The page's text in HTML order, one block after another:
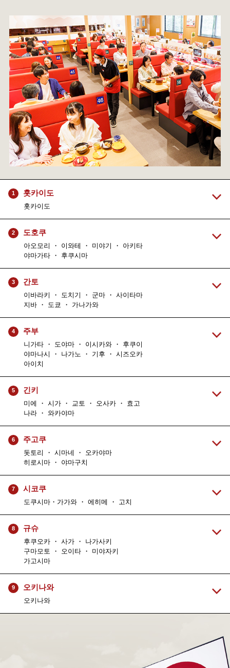
1 홋카이도
홋카이도
2 도호쿠
아오모리 ・ 이와테 ・ 미야기 ・ 아키타
야마가타 ・ 후쿠시마
3 간토
이바라키 ・ 도치기 ・ 군마 ・ 사이타마
지바 ・ 도쿄 ・ 가나가와
4 주부
니가타 ・ 도야마 ・ 이시카와 ・ 후쿠이
야마나시 ・ 나가노 ・ 기후 ・ 시즈오카
아이치
5 긴키
미에 ・ 시가 ・ 교토 ・ 오사카 ・ 효고
나라 ・ 와카야마
6 주고쿠
돗토리 ・ 시마네 ・ 오카야마
히로시마 ・ 야마구치
7 시코쿠
도쿠시마・가가와 ・ 에히메 ・ 고치
8 규슈
후쿠오카 ・ 사가 ・ 나가사키
구마모토 ・ 오이타 ・ 미야자키
가고시마
9 오키나와
오키나와